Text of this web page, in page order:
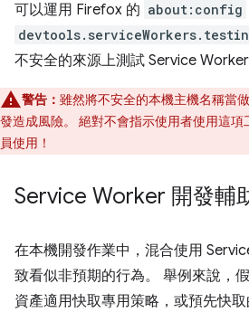
可以運用 Firefox 的 about:config
不安全的來源上測試 Service Worker
警告： 雖然將不安全的本機主機名稱當
發造成風險。 絕對不會指示使用者使用這項
員使用！
Service Worker 開發輔
在本機開發作業中，混合使用
致看似非預期的行為。 舉例來說，
資產適用快取專用策略，或預先快